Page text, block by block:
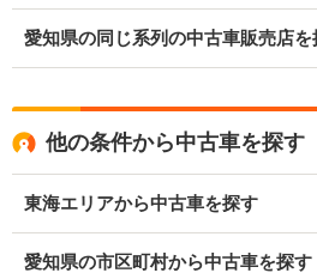
愛知県の同じ系列の中古車販売店を
他の条件から中古車を探す
東海エリアから中古車を探す
愛知県の市区町村から中古車を探す